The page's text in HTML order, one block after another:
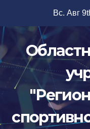
содержимому
Вс. Авг